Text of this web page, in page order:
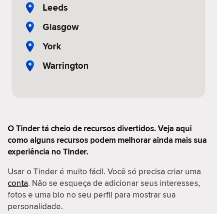
Leeds
Glasgow
York
Warrington
O Tinder tá cheio de recursos divertidos. Veja aqui
como alguns recursos podem melhorar ainda mais sua
experiência no Tinder.
Usar o Tinder é muito fácil. Você só precisa criar uma
conta. Não se esqueça de adicionar seus interesses,
fotos e uma bio no seu perfil para mostrar sua
personalidade.